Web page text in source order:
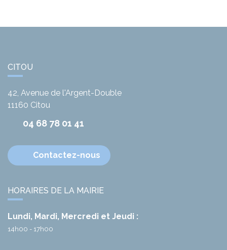
CITOU
42, Avenue de l'Argent-Double
11160 Citou
04 68 78 01 41
Contactez-nous
HORAIRES DE LA MAIRIE
Lundi, Mardi, Mercredi et Jeudi :
14h00 - 17h00